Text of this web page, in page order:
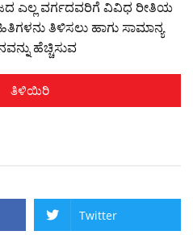
ಎಲ್ಲ ವರ್ಗದವರಿಗೆ ವಿವಿಧ ರೀತಿಯ
ತಿಳಿಸಲು ಹಾಗು ಸಾಮಾನ್ಯ
ಹೆಚ್ಚಿಸುವ
ತಿಳಿಯಿರಿ
Twitter